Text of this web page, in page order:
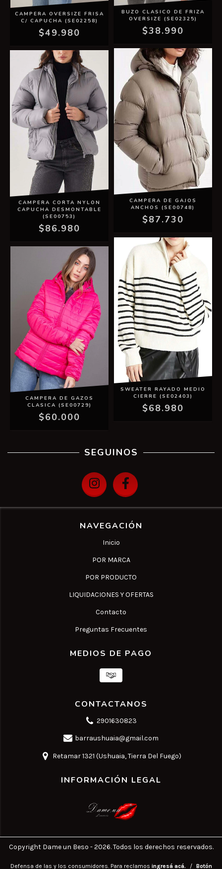
CAMPERA OVERSIZE FRISA
C/ CAPUCHA (SE02258)
$49.980
BUZO CLASICO DE FRIZA
OVERSIZE (SE02325)
$38.990
CAMPERA CORTA NYLON
CAPUCHA DESMONTABLE
(SE00753)
$86.980
CAMPERA DE GAJOS
ANCHOS (SE00748)
$87.730
CAMPERA DE GAZOS
CLASICA (SE00729)
$60.000
SWEATER RAYADO MEDIO
CIERRE (SE02403)
$68.980
SEGUINOS
NAVEGACIÓN
Inicio
POR MARCA
POR PRODUCTO
LIQUIDACIONES Y OFERTAS
Contacto
Preguntas Frecuentes
MEDIOS DE PAGO
CONTACTANOS
2901630823
barraushuaia@gmail.com
Retamar 1321 (Ushuaia, Tierra Del Fuego)
INFORMACIÓN LEGAL
Copyright Dame un Beso - 2026. Todos los derechos reservados.
Defensa de las y los consumidores. Para reclamos ingresá acá. / Botón